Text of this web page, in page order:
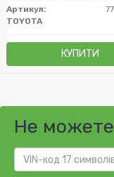
Артикул:
TOYOTA
КУПИТИ
Не